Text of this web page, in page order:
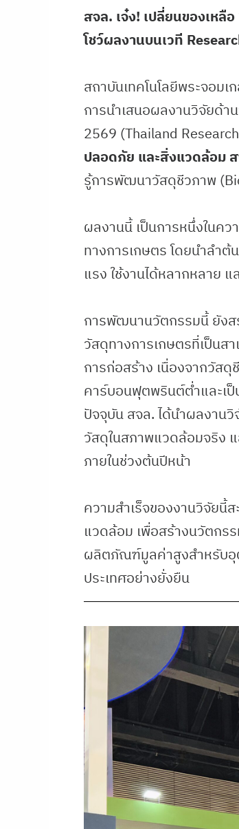
สจล. เจ๋ง! เปลี่ยนของเห
โชว์ผลงานบนเวที
สถาบันเทคโนโลยีพระจอม
การนำเสนอผลงานวิจัยด้า
2569 (Thailand
ปลอดภัย และสิ่งแวดล้อม
รู้การพัฒนาวัสดุชีวภาพ
ผลงานนี้ เป็นการหนึ่งในค
ทางการเกษตร โดยนำลำ
แรง ใช้งานได้หลากหลาย
การพัฒนานวัตกรรมนี้ ยังส
วัสดุทางการเกษตรที่เป็น
การก่อสร้าง เนื่องจากวัส
คาร์บอนฟุตพรินต์ต่ำและเ
ปัจจุบัน สจล. ได้นำผลงาน
วัสดุในสภาพแวดล้อมจริง
ภายในช่วงต้นปีหน้า
ความสำเร็จของงานวิจัย
แวดล้อม เพื่อสร้างนวัตกร
ผลิตภัณฑ์มูลค่าสูงสำหรับอุ
ประเทศอย่างยั่งยืน